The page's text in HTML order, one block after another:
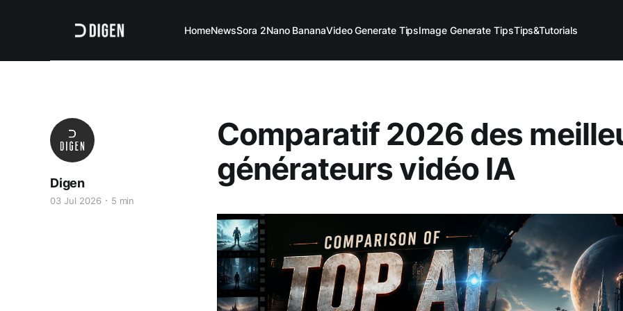
HomeNewsSora 2Nano BananaVideo Generate TipsImage Generate TipsTips&Tutorials
Comparatif 2026 des
générateurs vidéo IA
Digen
03 Jul 2026 5 min